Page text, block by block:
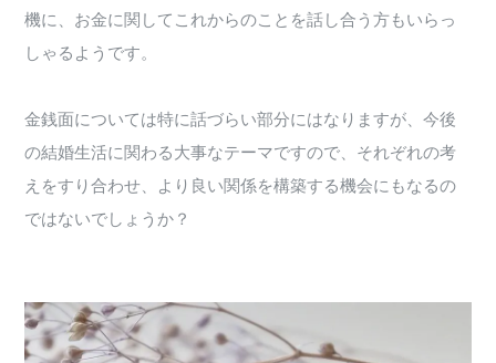
機に、お金に関してこれからのことを話し合う方もいらっ
しゃるようです。
金銭面については特に話づらい部分にはなりますが、今後
の結婚生活に関わる大事なテーマですので、それぞれの考
えをすり合わせ、より良い関係を構築する機会にもなるの
ではないでしょうか？